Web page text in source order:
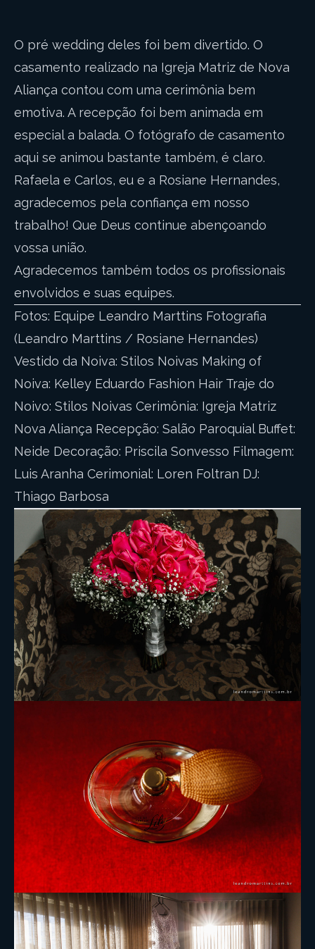
O pré wedding deles foi bem divertido. O
casamento realizado na Igreja Matriz de Nova
Aliança contou com uma cerimônia bem
emotiva. A recepção foi bem animada em
especial a balada. O fotógrafo de casamento
aqui se animou bastante também, é claro.
Rafaela e Carlos, eu e a Rosiane Hernandes,
agradecemos pela confiança em nosso
trabalho! Que Deus continue abençoando
vossa união.
Agradecemos também todos os profissionais
envolvidos e suas equipes.
Fotos: Equipe Leandro Marttins Fotografia
(Leandro Marttins / Rosiane Hernandes)
Vestido da Noiva: Stilos Noivas Making of
Noiva: Kelley Eduardo Fashion Hair Traje do
Noivo: Stilos Noivas Cerimônia: Igreja Matriz
Nova Aliança Recepção: Salão Paroquial Buffet:
Neide Decoração: Priscila Sonvesso Filmagem:
Luis Aranha Cerimonial: Loren Foltran DJ:
Thiago Barbosa